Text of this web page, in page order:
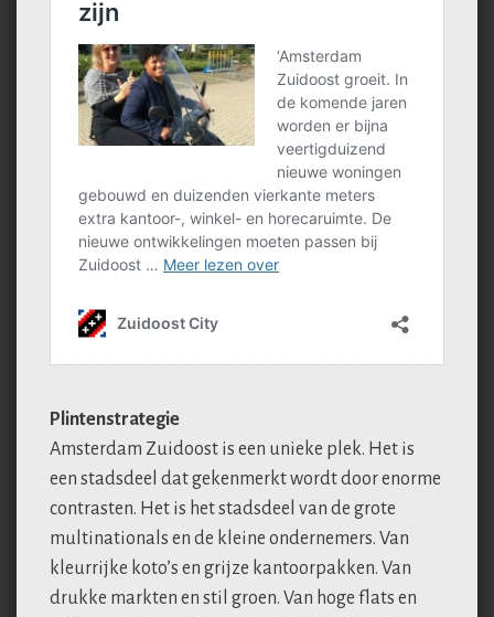
Plintenstrategie
Amsterdam Zuidoost is een unieke plek. Het is
een stadsdeel dat gekenmerkt wordt door enorme
contrasten. Het is het stadsdeel van de grote
multinationals en de kleine ondernemers. Van
kleurrijke koto’s en grijze kantoorpakken. Van
drukke markten en stil groen. Van hoge flats en